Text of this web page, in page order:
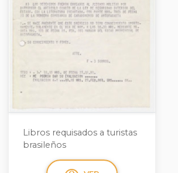
Libros requisados a turistas
brasileños